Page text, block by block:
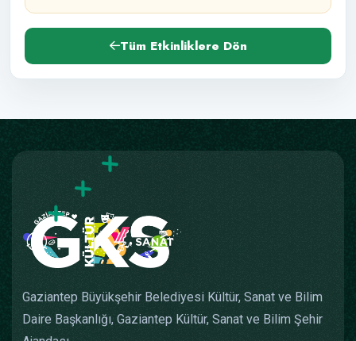
Tüm Etkinliklere Dön
Gaziantep Büyükşehir Belediyesi Kültür, Sanat ve Bilim
Daire Başkanlığı, Gaziantep Kültür, Sanat ve Bilim Şehir